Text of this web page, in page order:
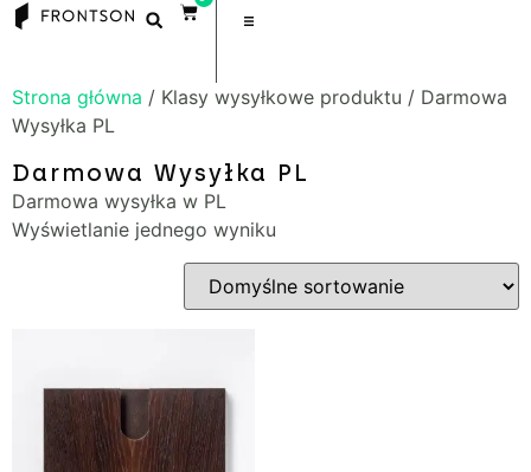
Strona główna / Klasy wysyłkowe produktu / Darmowa
Wysyłka PL
Darmowa Wysyłka PL
Darmowa wysyłka w PL
Wyświetlanie jednego wyniku